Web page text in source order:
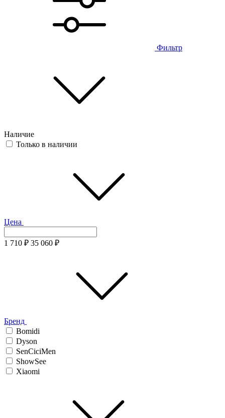
Фильтр
Наличие
Только в наличии
Цена
1 710 ₽ 35 060 ₽
Бренд
Bomidi
Dyson
SenCiciMen
ShowSee
Xiaomi